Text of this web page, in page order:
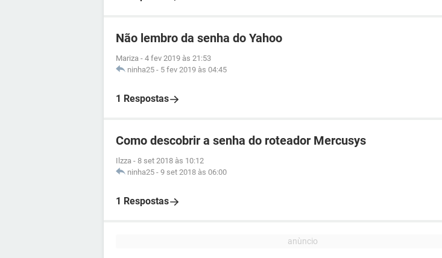
Não lembro da senha do Yahoo
Mariza - 4 fev 2019 às 21:53
ninha25 - 5 fev 2019 às 04:45
1 Respostas
Como descobrir a senha do roteador Mercusys
Ilzza - 8 set 2018 às 10:12
ninha25 - 9 set 2018 às 06:00
1 Respostas